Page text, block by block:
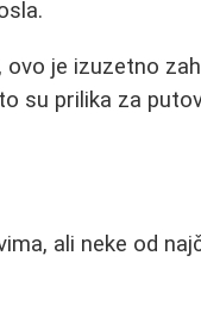
je izuzetno
su prilika za
ali neke od